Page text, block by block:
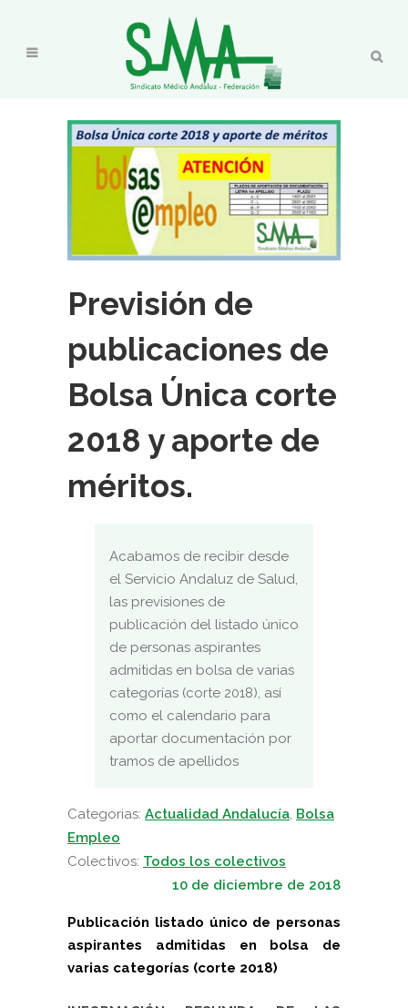
Previsión de
publicaciones de
Bolsa Única corte
2018 y aporte de
méritos.
Acabamos de recibir desde
el Servicio Andaluz de Salud,
las previsiones de
publicación del listado único
de personas aspirantes
admitidas en bolsa de varias
categorías (corte 2018), así
como el calendario para
aportar documentación por
tramos de apellidos
Categorias: Actualidad Andalucía Bolsa
Empleo
Colectivos: Todos los colectivos
10 de diciembre de 2018
Publicación listado único de personas
aspirantes admitidas en bolsa de
varias categorías (corte 2018)